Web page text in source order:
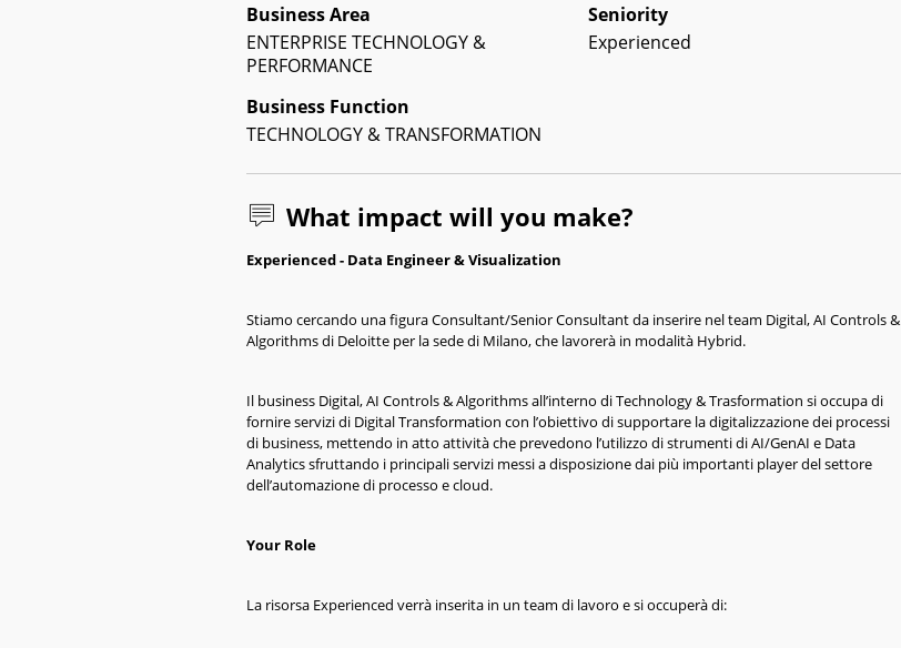
Business Area
ENTERPRISE TECHNOLOGY &
PERFORMANCE
Seniority
Experienced
Business Function
TECHNOLOGY & TRANSFORMATION
What impact will you make?
Experienced - Data Engineer & Visualization
Stiamo cercando una figura Consultant/Senior Consultant da inserire nel team Digital, AI Controls &
Algorithms di Deloitte per la sede di Milano, che lavorerà in modalità Hybrid.
Il business Digital, AI Controls & Algorithms all’interno di Technology & Trasformation si occupa di
fornire servizi di Digital Transformation con l’obiettivo di supportare la digitalizzazione dei processi
di business, mettendo in atto attività che prevedono l’utilizzo di strumenti di AI/GenAI e Data
Analytics sfruttando i principali servizi messi a disposizione dai più importanti player del settore
dell’automazione di processo e cloud.
Your Role
La risorsa Experienced verrà inserita in un team di lavoro e si occuperà di: